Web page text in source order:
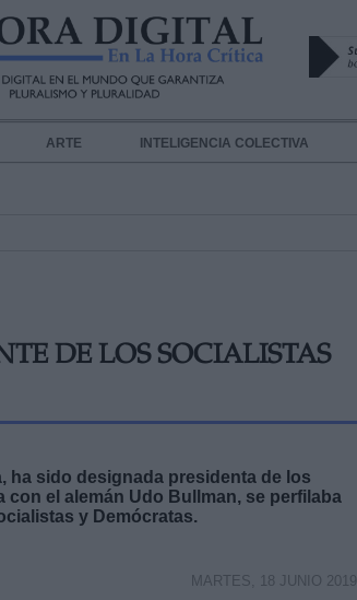
ARTE INTELIGENCIA COLECTIVA
DE LOS SOCIALISTAS
ha sido designada presidenta de los
el alemán Udo Bullman, se perfilaba
y Demócratas.
MARTES, 18 JUNIO 2019